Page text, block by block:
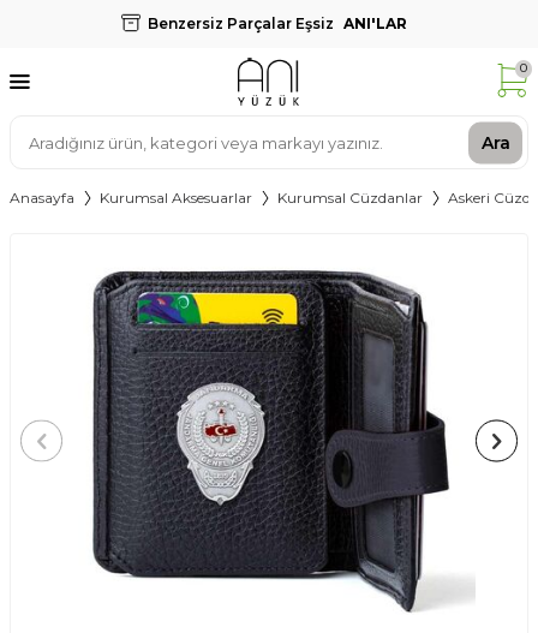
Benzersiz Parçalar Eşsiz ANI'LAR
Ara
0
Anasayfa Kurumsal Aksesuarlar Kurumsal Cüzdanlar Askeri